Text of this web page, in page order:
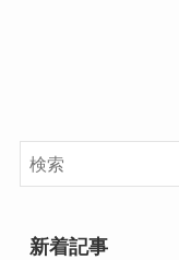
新着記事